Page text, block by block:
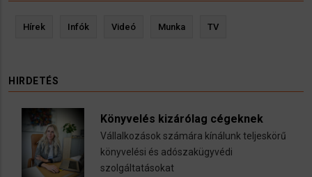
Hírek Infók Videó Munka TV
HIRDETÉS
Könyvelés kizárólag cégeknek
Vállalkozások számára kínálunk teljeskörű
könyvelési és adószakügyvédi
szolgáltatásokat